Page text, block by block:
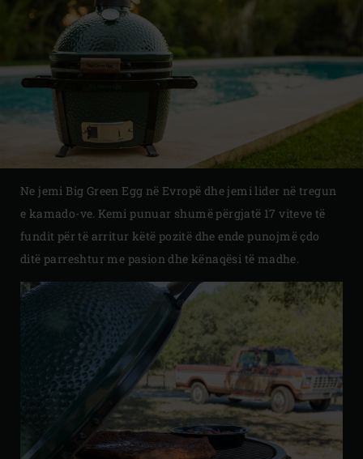
Ne jemi Big Green Egg në Evropë dhe jemi lider në tregun
e kamado-ve. Kemi punuar shumë përgjatë 17 viteve të
fundit për të arritur këtë pozitë dhe ende punojmë çdo
ditë parreshtur me pasion dhe kënaqësi të madhe.